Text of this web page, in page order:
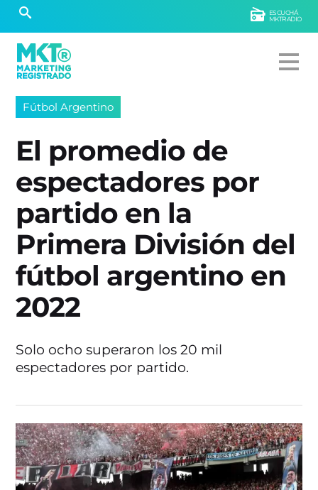
ESCUCHÁ
MKTRADIO
Fútbol Argentino
El promedio de
espectadores por
partido en la
Primera División del
fútbol argentino en
2022
Solo ocho superaron los 20 mil
espectadores por partido.